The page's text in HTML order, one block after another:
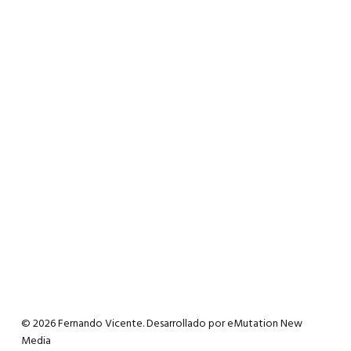
© 2026 Fernando Vicente. Desarrollado poreMutation New
Media